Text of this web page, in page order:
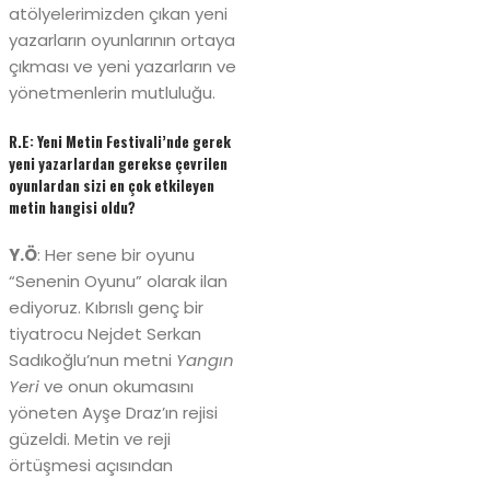
atölyelerimizden çıkan yeni
yazarların oyunlarının ortaya
çıkması ve yeni yazarların ve
yönetmenlerin mutluluğu.
R.E: Yeni Metin Festivali’nde gerek
yeni yazarlardan gerekse çevrilen
oyunlardan sizi en çok etkileyen
metin hangisi oldu?
Y.Ö: Her sene bir oyunu
“Senenin Oyunu” olarak ilan
ediyoruz. Kıbrıslı genç bir
tiyatrocu Nejdet Serkan
Sadıkoğlu’nun metni Yangın
Yerive onun okumasını
yöneten Ayşe Draz’ın rejisi
güzeldi. Metin ve reji
örtüşmesi açısından